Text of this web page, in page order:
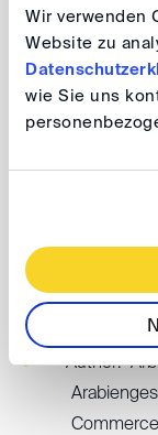
Wir verwenden
Website zu
wie Sie uns
Co-author
View”,
January
Co-author :
Arbitration
Author: ”E-
Author:
Commerce